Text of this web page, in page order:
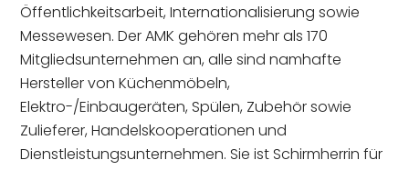
Öffentlichkeitsarbeit, Internationalisierung sowie
Messewesen. Der AMK gehören mehr als 170
Mitgliedsunternehmen an, alle sind namhafte
Hersteller von Küchenmöbeln,
Elektro-/Einbaugeräten, Spülen, Zubehör sowie
Zulieferer, Handelskooperationen und
Dienstleistungsunternehmen. Sie ist Schirmherrin für